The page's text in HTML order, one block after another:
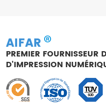
AIFAR
PREMIER FOURNISSEUR
D'IMPRESSION